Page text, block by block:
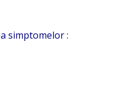
simptomelor :